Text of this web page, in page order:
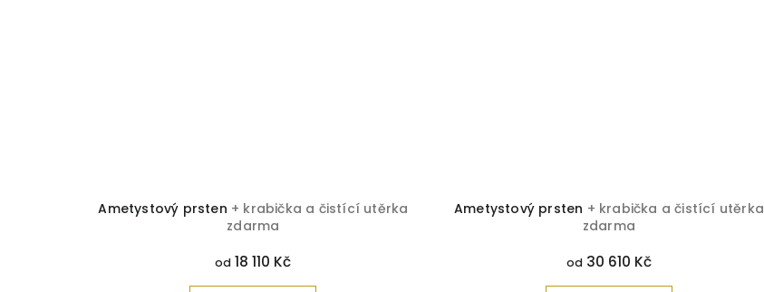
Ametystový prsten + krabička a čistící utěrka
zdarma
od 18 110 Kč
Ametystový prsten + krabička a čistící utěrka
zdarma
od30 610 Kč